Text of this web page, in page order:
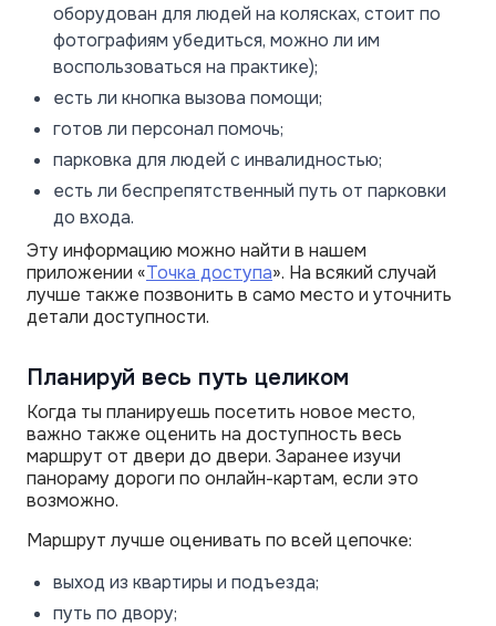
оборудован для людей на колясках, стоит по
фотографиям убедиться, можно ли им
воспользоваться на практике);
есть ли кнопка вызова помощи;
готов ли персонал помочь;
парковка для людей с инвалидностью;
есть ли беспрепятственный путь от парковки
до входа.
Эту информацию можно найти в нашем
приложении «Точка доступа». На всякий случай
лучше также позвонить в само место и уточнить
детали доступности.
Планируй весь путь целиком
Когда ты планируешь посетить новое место,
важно также оценить на доступность весь
маршрут от двери до двери. Заранее изучи
панораму дороги по онлайн-картам, если это
возможно.
Маршрут лучше оценивать по всей цепочке:
выход из квартиры и подъезда;
путь по двору;